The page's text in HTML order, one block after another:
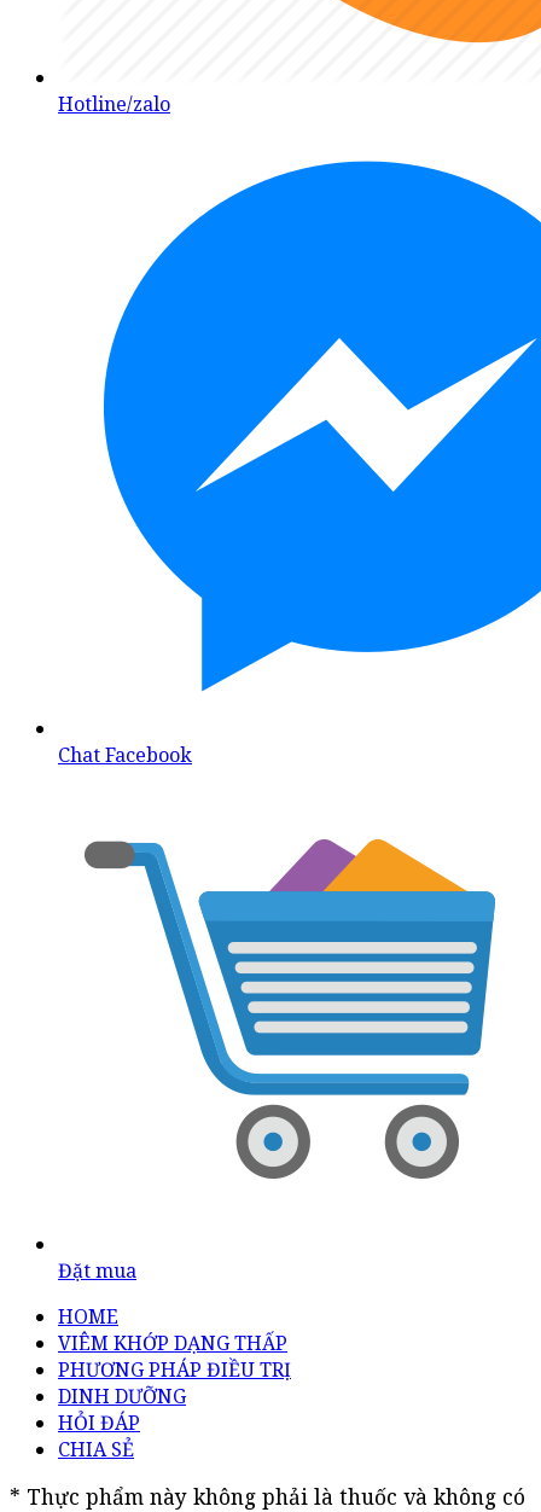
Hotline/zalo
Chat Facebook
Đặt mua
HOME
VIÊM KHỚP DẠNG THẤP
PHƯƠNG PHÁP ĐIỀU TRỊ
DINH DƯỠNG
HỎI ĐÁP
CHIA SẺ
* Thực phẩm này không phải là thuốc và không có